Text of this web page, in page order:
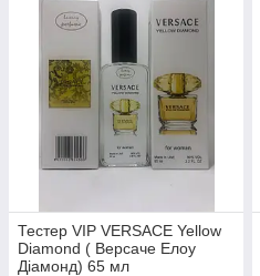
Тестер VIP VERSACE Yellow
Diamond ( Версаче Елоу
Діамонд) 65 мл